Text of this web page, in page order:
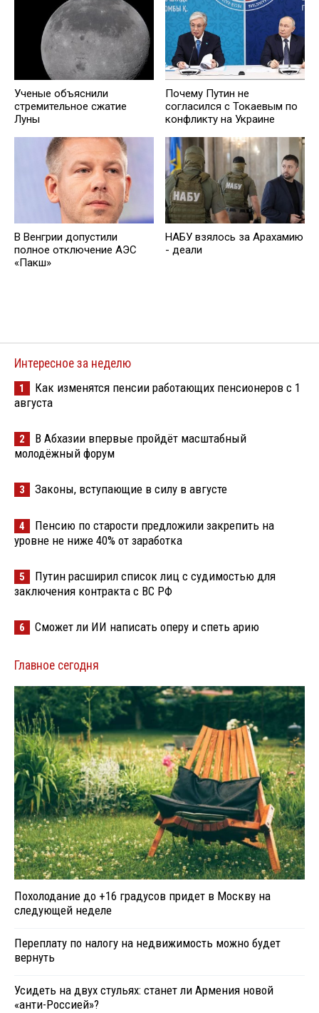
Ученые объяснили
стремительное сжатие
Луны
Почему Путин не
согласился с Токаевым по
конфликту на Украине
В Венгрии допустили
полное отключение АЭС
«Пакш»
НАБУ взялось за Арахамию
- деали
Интересное за неделю
1
Как изменятся пенсии работающих пенсионеров с 1
августа
2
В Абхазии впервые пройдёт масштабный
молодёжный форум
3 Законы, вступающие в силу в августе
4
Пенсию по старости предложили закрепить на
уровне не ниже 40% от заработка
5
Путин расширил список лиц с судимостью для
заключения контракта с ВС РФ
6 Сможет ли ИИ написать оперу и спеть арию
Главное сегодня
Похолодание до +16 градусов придет в Москву на
следующей неделе
Переплату по налогу на недвижимость можно будет
вернуть
Усидеть на двух стульях: станет ли Армения новой
«анти-Россией»?